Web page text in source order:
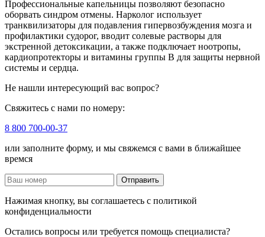
Профессиональные капельницы позволяют безопасно
оборвать синдром отмены. Нарколог использует
транквилизаторы для подавления гипервозбуждения мозга и
профилактики судорог, вводит солевые растворы для
экстренной детоксикации, а также подключает ноотропы,
кардиопротекторы и витамины группы B для защиты нервной
системы и сердца.
Не нашли интересующий вас вопрос?
Свяжитесь с нами по номеру:
8 800 700-00-37
или заполните форму, и мы свяжемся с вами в ближайшее
времся
Отправить
Нажимая кнопку, вы соглашаетесь с политикой
конфиденциальности
Остались вопросы или требуется помощь специалиста?